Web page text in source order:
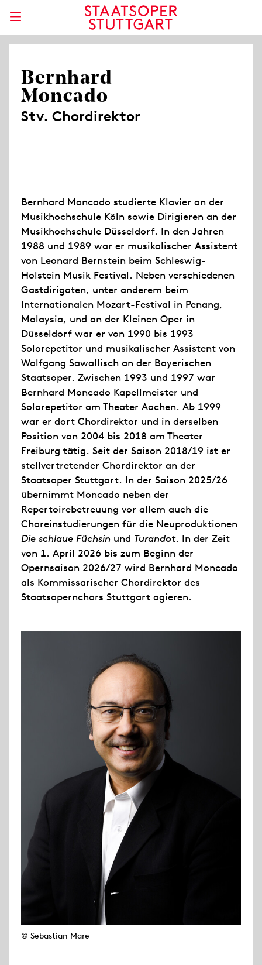
Bernhard
Moncado
Stv. Chordirektor
Bernhard Moncado studierte Klavier an der
Musikhochschule Köln sowie Dirigieren an der
Musikhochschule Düsseldorf. In den Jahren
1988 und 1989 war er musikalischer Assistent
von Leonard Bernstein beim Schleswig-
Holstein Musik Festival. Neben verschiedenen
Gastdirigaten, unter anderem beim
Internationalen Mozart-Festival in Penang,
Malaysia, und an der Kleinen Oper in
Düsseldorf war er von 1990 bis 1993
Solorepetitor und musikalischer Assistent von
Wolfgang Sawallisch an der Bayerischen
Staatsoper. Zwischen 1993 und 1997 war
Bernhard Moncado Kapellmeister und
Solorepetitor am Theater Aachen. Ab 1999
war er dort Chordirektor und in derselben
Position von 2004 bis 2018 am Theater
Freiburg tätig. Seit der Saison 2018/19 ist er
stellvertretender Chordirektor an der
Staatsoper Stuttgart. In der Saison 2025/26
übernimmt Moncado neben der
Repertoirebetreuung vor allem auch die
Choreinstudierungen für die Neuproduktionen
Die schlaue Füchsin und Turandot. In der Zeit
von 1. April 2026 bis zum Beginn der
Opernsaison 2026/27 wird Bernhard Moncado
als Kommissarischer Chordirektor des
Staatsopernchors Stuttgart agieren.
© Sebastian Mare